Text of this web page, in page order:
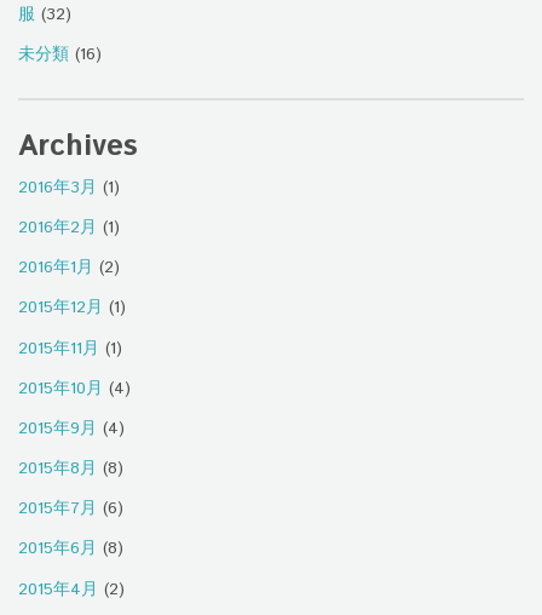
服 (32)
未分類 (16)
Archives
2016年3月 (1)
2016年2月 (1)
2016年1月 (2)
2015年12月 (1)
2015年11月 (1)
2015年10月 (4)
2015年9月 (4)
2015年8月 (8)
2015年7月 (6)
2015年6月 (8)
2015年4月 (2)